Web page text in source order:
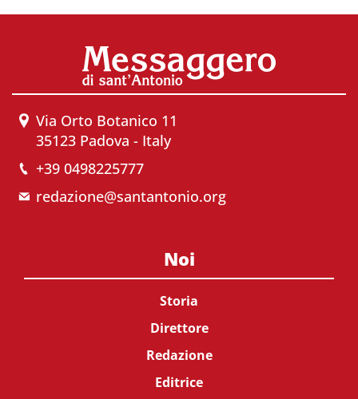
Via Orto Botanico 11
35123 Padova - Italy
+39 0498225777
redazione@santantonio.org
Noi
Storia
Direttore
Redazione
Editrice